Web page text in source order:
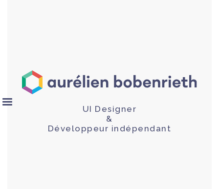
UI Designer
&
Développeur indépendant